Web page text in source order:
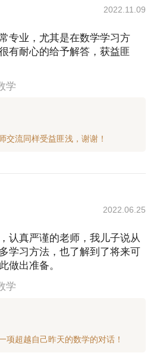
2022.11.09
专业，尤其是在数学学习方
有耐心的给予解答，获益匪
学
2022.06.25
认真严谨的老师，我儿子说从
学习方法，也了解到了将来可
做出准备。
学